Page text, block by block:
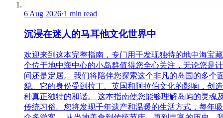
6 Aug 2026·1 min read
沉浸在迷人的马耳他文化世界中
欢迎来到这本完整指南，专门用于发现独特的地中海宝
个位于地中海中心的小岛群值得您全心关注，无论您是
问还是定居。 我们将陪伴您探索这个非凡的岛国的多个
貌。它的身份受到拉丁、英国和阿拉伯文化的影响，创
种真正独特的和谐。 这本指南使您能够理解岛屿的灵魂
传统习俗。您将发现千年遗产和温暖的生活方式，每年